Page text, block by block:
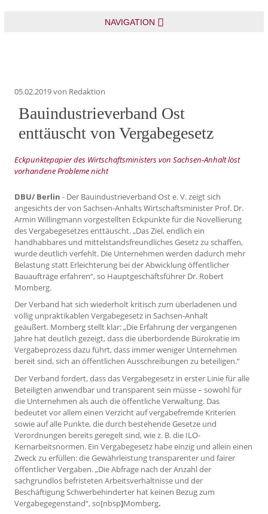
NAVIGATION
05.02.2019von Redaktion
Bauindustrieverband Ost
enttäuscht von Vergabegesetz
Eckpunktepapier des Wirtschaftsministers von Sachsen-Anhalt löst
vorhandene Probleme nicht
DBU/ Berlin - Der Bauindustrieverband Ost e. V. zeigt sich
angesichts der von Sachsen-Anhalts Wirtschaftsminister Prof. Dr.
Armin Willingmann vorgestellten Eckpunkte für die Novellierung
des Vergabegesetzes enttäuscht. „Das Ziel, endlich ein
handhabbares und mittelstandsfreundliches Gesetz zu schaffen,
wurde deutlich verfehlt. Die Unternehmen werden dadurch mehr
Belastung statt Erleichterung bei der Abwicklung öffentlicher
Bauaufträge erfahren“, so Hauptgeschäftsführer Dr. Robert
Momberg.
Der Verband hat sich wiederholt kritisch zum überladenen und
völlig unpraktikablen Vergabegesetz in Sachsen-Anhalt
geäußert. Momberg stellt klar: „Die Erfahrung der vergangenen
Jahre hat deutlich gezeigt, dass die überbordende Bürokratie im
Vergabeprozess dazu führt, dass immer weniger Unternehmen
bereit sind, sich an öffentlichen Ausschreibungen zu beteiligen.“
Der Verband fordert, dass das Vergabegesetz in erster Linie für alle
Beteiligten anwendbar und transparent sein müsse – sowohl für
die Unternehmen als auch die öffentliche Verwaltung. Das
bedeutet vor allem einen Verzicht auf vergabefremde Kriterien
sowie auf alle Punkte, die durch bestehende Gesetze und
Verordnungen bereits geregelt sind, wie z. B. die ILO-
Kernarbeitsnormen. Ein Vergabegesetz habe einzig und allein einen
Zweck zu erfüllen: die Gewährleistung transparenter und fairer
öffentlicher Vergaben. „Die Abfrage nach der Anzahl der
sachgrundlos befristeten Arbeitsverhältnisse und der
Beschäftigung Schwerbehinderter hat keinen Bezug zum
Vergabegegenstand“, so[nbsp]Momberg.